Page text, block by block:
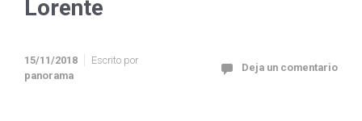
Lorente
15/11/2018
Escrito por
panorama
Deja un comentario